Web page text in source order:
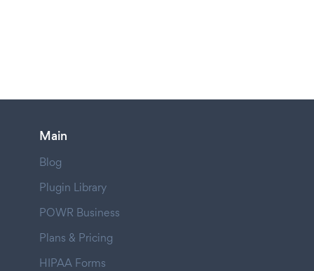
Main
Blog
Plugin Library
POWR Business
Plans & Pricing
HIPAA Forms